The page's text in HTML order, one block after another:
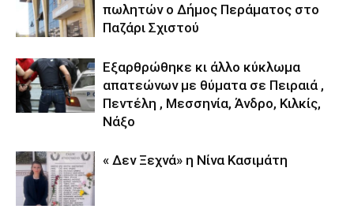
πωλητών ο Δήμος Περάματος στο
Παζάρι Σχιστού
Εξαρθρώθηκε κι άλλο κύκλωμα
απατεώνων με θύματα σε Πειραιά ,
Πεντέλη , Μεσσηνία, Άνδρο, Κιλκίς,
Νάξο
« Δεν Ξεχνά» η Νίνα Κασιμάτη